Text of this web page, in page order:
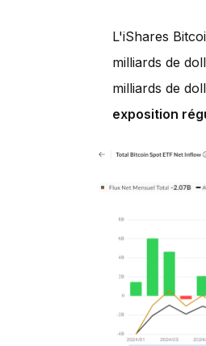
L'iShares
milliards de
milliards de
exposition